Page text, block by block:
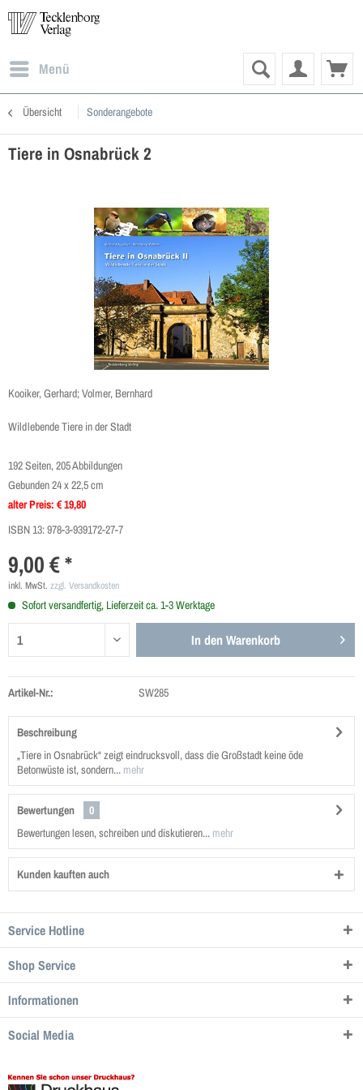
Menü
Übersicht Sonderangebote
Tiere in Osnabrück 2
Kooiker, Gerhard; Volmer, Bernhard
Wildlebende Tiere in der Stadt
192 Seiten, 205 Abbildungen
Gebunden 24 x 22,5 cm
alter Preis: € 19,80
ISBN 13:978-3-939172-27-7
9,00 € *
inkl. MwSt. zzgl. Versandkosten
Sofort versandfertig, Lieferzeit ca. 1-3 Werktage
In den Warenkorb
Artikel-Nr.: SW285
Beschreibung
„Tiere in Osnabrück“ zeigt eindrucksvoll, dass die Großstadt keine öde
Betonwüste ist, sondern... mehr
Bewertungen
0
Bewertungen lesen, schreiben und diskutieren... mehr
Kunden kauften auch
Service Hotline
Shop Service
Informationen
Social Media